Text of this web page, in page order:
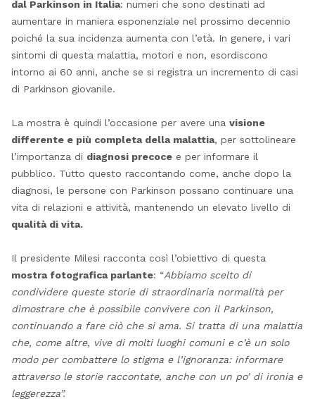
dal Parkinson in Italia: numeri che sono destinati ad
aumentare in maniera esponenziale nel prossimo decennio
poiché la sua incidenza aumenta con l’età. In genere, i vari
sintomi di questa malattia, motori e non, esordiscono
intorno ai 60 anni, anche se si registra un incremento di casi
di Parkinson giovanile.
La mostra è quindi l’occasione per avere una visione
differente e più completa della malattia, per sottolineare
l’importanza di diagnosi precocee per informare il
pubblico. Tutto questo raccontando come, anche dopo la
diagnosi, le persone con Parkinson possano continuare una
vita di relazioni e attività, mantenendo un elevato livello di
qualità di vita.
Il presidente Milesi racconta così l’obiettivo di questa
mostra fotografica parlante: “Abbiamo scelto di
condividere queste storie di straordinaria normalità per
dimostrare che è possibile convivere con il Parkinson,
continuando a fare ciò che si ama. Si tratta di una malattia
che, come altre, vive di molti luoghi comuni e c’è un solo
modo per combattere lo stigma e l’ignoranza: informare
attraverso le storie raccontate, anche con un po’ di ironia e
leggerezza”.